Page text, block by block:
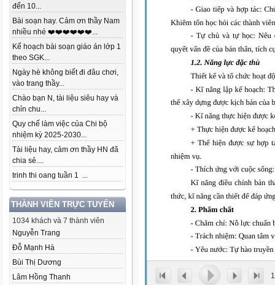
đến 10...
Bài soạn hay. Cảm ơn thầy Nam
nhiều nhé ❤️❤️❤️❤️❤️❤️...
Kế hoạch bài soạn giáo án lớp 1
theo SGK...
Ngày hè không biết đi đâu chơi,
vào trang thầy...
Chào bạn N, tài liệu siêu hay và
chỉn chu...
Quy chế làm việc của Chi bộ
nhiệm kỳ 2025-2030...
Tài liệu hay, cảm ơn thầy HN đã
chia sẻ....
trinh thi oang tuần 1 ...
THÀNH VIÊN TRỰC TUYẾN
1034 khách và 7 thành viên
Nguyễn Trang
Đỗ Mạnh Hà
Bùi Thị Dương
Lâm Hồng Thanh
1